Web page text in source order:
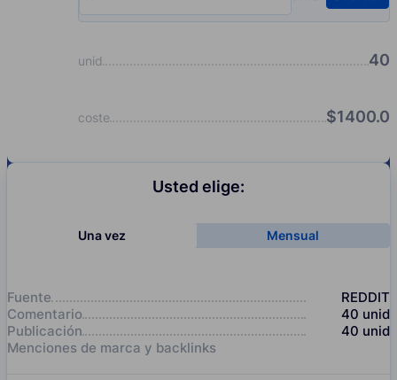
unid 40
coste $1400.0
Usted elige:
Una vez Mensual
Fuente
REDDIT
Comentario
40 unid
Publicación
40 unid
Menciones de marca y backlinks